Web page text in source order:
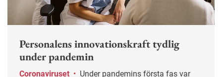
Personalens innovationskraft tydlig
under pandemin
Coronaviruset •